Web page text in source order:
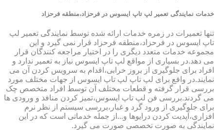
خدمات نمایندگی تعمیر لپ تاپ ایسوس در فرحزاد،منطقه فرحزاد
تنها تعمیرات در زمره خدمات ارائه شده توسط نمایندگی تعمیر لپ
تاپ ایسوس در فرحزاد،منطقه فرحزاد قرار نمی گیرد و این
مجموعه خدمات متعدد دیگری را در اختیار مراجعه کنندگان قرار
می دهد.در بسیاری از مواقع لپ تاپ ایسوس نیاز به تعمیر ندارد و
افراد برای جلوگیری از بروز خرابی،اقدام به سرویس کردن آن می
نمایند.در واقع برای لپ تاپ لپ تاپ ایسوس از جهات مختلف مورد
بررسی قرار گرفته و قطعات مختلف آن توسط افراد متخصص چک
می گردند.بررسی فن لپ تاپ ایسوس،تمیز کردن منافذ و ورودی ها
برای جلوگیری از ورود گرد و غبار،بررسی سیستم از نظر نرم
افزاری،آپدیت کردن درایوها و...از جمله خدماتی است که در این
نمایندگی به صورت تخصصی صورت می گیرد.